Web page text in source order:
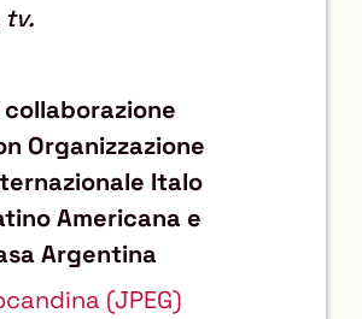
tv.
collaborazione
Organizzazione
Italo
Americana e
Argentina
(JPEG)